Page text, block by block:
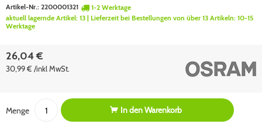
Artikel-Nr.: 2200001321
1-2 Werktage
aktuell lagernde Artikel: 13 | Lieferzeit bei Bestellungen von über 13 Artikeln: 10-15
Werktage
26,04 €
30,99 € /inkl MwSt.
Menge In denWarenkorb